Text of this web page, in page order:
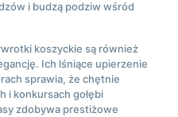
i budzą podziw wśród
koszyckie są również
Ich lśniące upierzenie
sprawia, że chętnie
i konkursach gołębi
zdobywa prestiżowe